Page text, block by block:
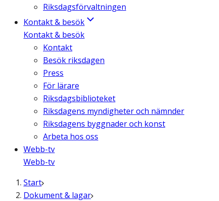
Riksdagsförvaltningen
Kontakt & besök
Kontakt & besök
Kontakt
Besök riksdagen
Press
För lärare
Riksdagsbiblioteket
Riksdagens myndigheter och nämnder
Riksdagens byggnader och konst
Arbeta hos oss
Webb-tv
Webb-tv
Start
Dokument & lagar